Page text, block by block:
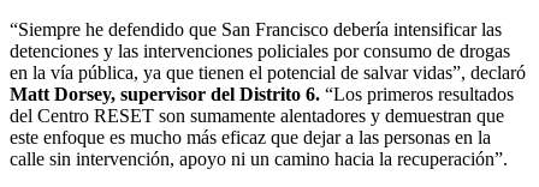
“Siempre he defendido que San Francisco debería intensificar las
detenciones y las intervenciones policiales por consumo de drogas
en la vía pública, ya que tienen el potencial de salvar vidas”, declaró
Matt Dorsey, supervisor del Distrito 6. “Los primeros resultados
del Centro RESET son sumamente alentadores y demuestran que
este enfoque es mucho más eficaz que dejar a las personas en la
calle sin intervención, apoyo ni un camino hacia la recuperación”.